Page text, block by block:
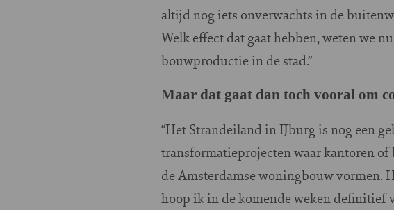
altijd nog iets onverwachts in de
Welk effect dat gaat hebben, weten we
bouwproductie in de stad.”
Maar dat gaat dan toch vooral om
“Het Strandeiland in IJburg is nog een
transformatieprojecten waar kantoren
de Amsterdamse woningbouw
hoop ik in de komende weken definitief